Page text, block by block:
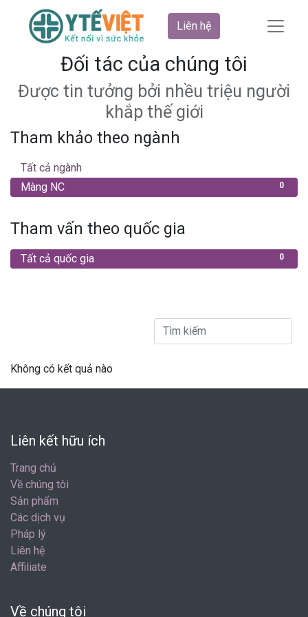
Liên hệ
Đối tác của chúng tôi
Được tin tưởng bởi nhều triệu người
khắp thế giới
Tham khảo theo ngành
Tất cả ngành
0
Màng NC
Tham vấn theo quốc gia
0
Tất cả quốc gia
Không có kết quả nào
Liên kết hữu ích
Trang chủ
Về chúng tôi
Sản phẩm
Các dịch vụ
Pháp lý
Liên hệ
Affiliate
Về chúng tôi